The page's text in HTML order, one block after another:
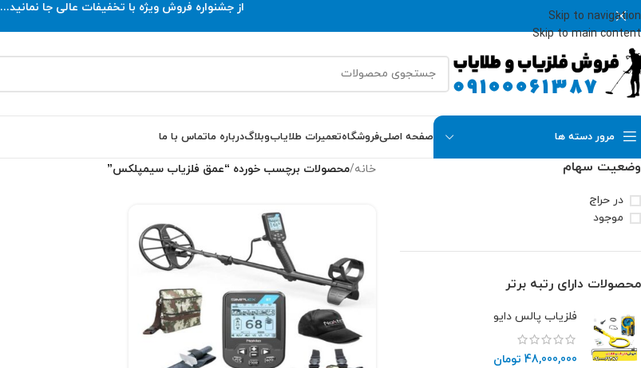
Skip to navigation
Skip to main content
از جشنواره فروش ویژه با تخفیفات عالی جا نمانید...
مرور دسته ها صفحه اصلیفروشگاهتعمیرات طلایابوبلاگدرباره ماتماس با ما
وضعیت سهام
در حراج
موجود
محصولات دارای رتبه برتر
فلزیاب پالس دایو
48,000,000 تومان
خانه/محصولات برچسب خورده “عمق فلزیاب سیمپلکس”